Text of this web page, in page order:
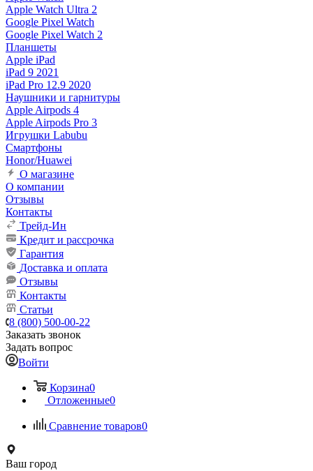
Apple Watch Ultra 2
Google Pixel Watch
Google Pixel Watch 2
Планшеты
Apple iPad
iPad 9 2021
iPad Pro 12.9 2020
Наушники и гарнитуры
Apple Airpods 4
Apple Airpods Pro 3
Игрушки Labubu
Смартфоны
Honor/Huawei
О магазине
О компании
Отзывы
Контакты
Трейд-Ин
Кредит и рассрочка
Гарантия
Доставка и оплата
Отзывы
Контакты
Статьи
8 (800) 500-00-22
Заказать звонок
Задать вопрос
Войти
Корзина0
Отложенные0
Сравнение товаров0
Ваш город